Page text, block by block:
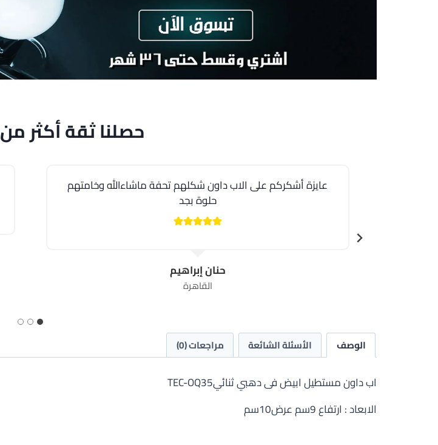
حصلنا ثقة أكثر من
عايزة أشكركم على الاب داون شكلهم تحفة ماشاءالله وخامتهم
حلوة بجد
حنان إبراهيم
القاهرة
الوصف الأسئلة الشائعة مراجعات (0)
اب داون مستطيل ابيض فى دهبي ثنائيTEC-OQ35
الابعاد : ارتفاع 9سم عرض10سم